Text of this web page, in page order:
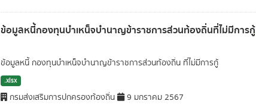
ข้อมูลหนี้กองทุนบำเหน็จบำนาญข้าราชการส่วนท้องถิ่นที่ไม่มีการกู้
ข้อมูลหนี้ กองทุนบำเหน็จบำนาญข้าราชการส่วนท้องถิ่น ที่ไม่มีการกู้
.xlsx
กรมส่งเสริมการปกครองท้องถิ่น 9 มกราคม 2567